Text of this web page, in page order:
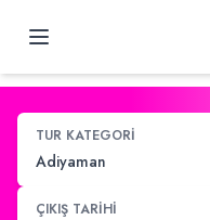
TUR KATEGORİ
Adiyaman
ÇIKIŞ TARİHİ